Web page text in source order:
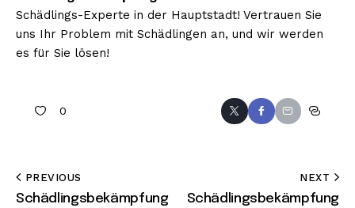
Schädlings-Experte in der Hauptstadt! Vertrauen Sie
uns Ihr Problem mit Schädlingen an, und wir werden
es für Sie lösen!
0
PREVIOUS
Schädlingsbekämpfung
NEXT
Schädlingsbekämpfung